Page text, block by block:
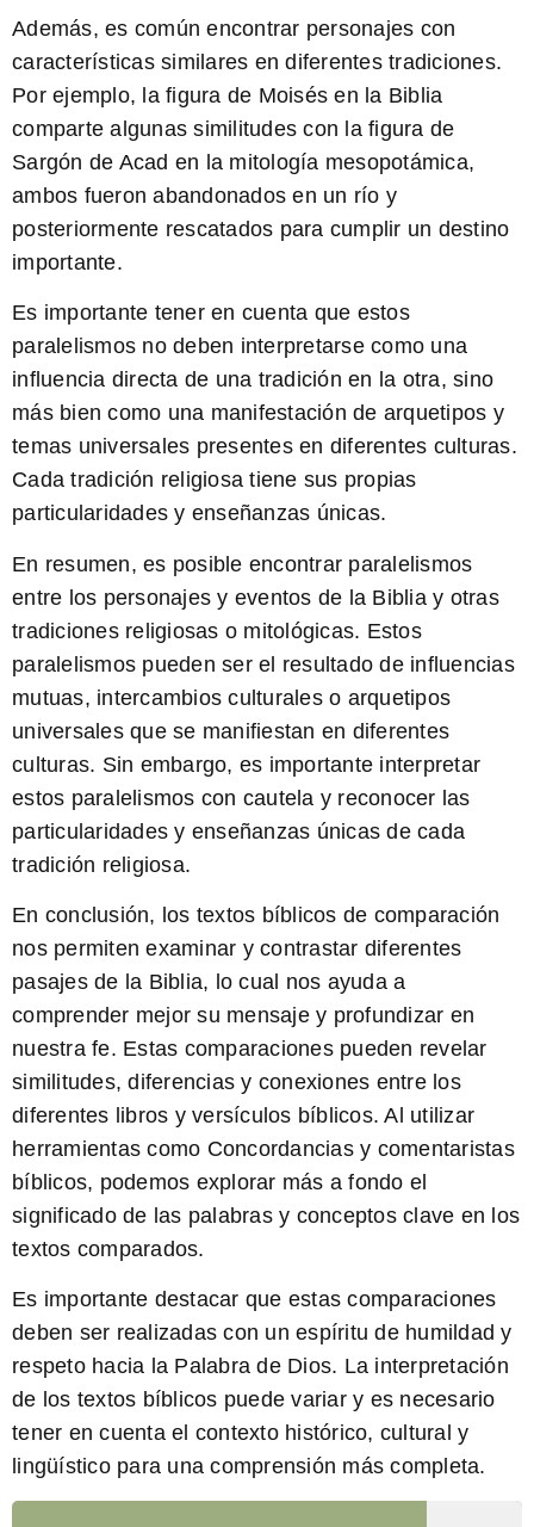
Además, es común encontrar personajes con
características similares en diferentes tradiciones.
Por ejemplo, la figura de Moisés en la Biblia
comparte algunas similitudes con la figura de
Sargón de Acad en la mitología mesopotámica,
ambos fueron abandonados en un río y
posteriormente rescatados para cumplir un destino
importante.
Es importante tener en cuenta que estos
paralelismos no deben interpretarse como una
influencia directa de una tradición en la otra, sino
más bien como una manifestación de arquetipos y
temas universales presentes en diferentes culturas.
Cada tradición religiosa tiene sus propias
particularidades y enseñanzas únicas.
En resumen, es posible encontrar paralelismos
entre los personajes y eventos de la Biblia y otras
tradiciones religiosas o mitológicas. Estos
paralelismos pueden ser el resultado de influencias
mutuas, intercambios culturales o arquetipos
universales que se manifiestan en diferentes
culturas. Sin embargo, es importante interpretar
estos paralelismos con cautela y reconocer las
particularidades y enseñanzas únicas de cada
tradición religiosa.
En conclusión, los textos bíblicos de comparación
nos permiten examinar y contrastar diferentes
pasajes de la Biblia, lo cual nos ayuda a
comprender mejor su mensaje y profundizar en
nuestra fe. Estas comparaciones pueden revelar
similitudes, diferencias y conexiones entre los
diferentes libros y versículos bíblicos. Al utilizar
herramientas como Concordancias y comentaristas
bíblicos, podemos explorar más a fondo el
significado de las palabras y conceptos clave en los
textos comparados.
Es importante destacar que estas comparaciones
deben ser realizadas con un espíritu de humildad y
respeto hacia la Palabra de Dios. La interpretación
de los textos bíblicos puede variar y es necesario
tener en cuenta el contexto histórico, cultural y
lingüístico para una comprensión más completa.